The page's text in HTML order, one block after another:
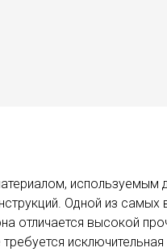
используемым
Одной из
отличается высокой